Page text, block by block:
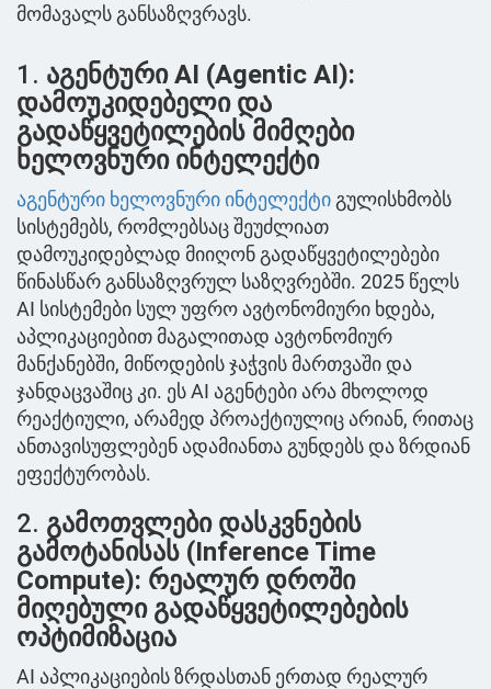
მომავალს განსაზღვრავს.
1. აგენტური AI (Agentic AI):
დამოუკიდებელი და
გადაწყვეტილების მიმღები
ხელოვნური ინტელექტი
აგენტური ხელოვნური ინტელექტი გულისხმობს
სისტემებს, რომლებსაც შეუძლიათ
დამოუკიდებლად მიიღონ გადაწყვეტილებები
წინასწარ განსაზღვრულ საზღვრებში. 2025 წელს
AI სისტემები სულ უფრო ავტონომიური ხდება,
აპლიკაციებით მაგალითად ავტონომიურ
მანქანებში, მიწოდების ჯაჭვის მართვაში და
ჯანდაცვაშიც კი. ეს AI აგენტები არა მხოლოდ
რეაქტიული, არამედ პროაქტიულიც არიან, რითაც
ანთავისუფლებენ ადამიანთა გუნდებს და ზრდიან
ეფექტურობას.
2. გამოთვლები დასკვნების
გამოტანისას (Inference Time
Compute): რეალურ დროში
მიღებული გადაწყვეტილებების
ოპტიმიზაცია
AI აპლიკაციების ზრდასთან ერთად რეალურ